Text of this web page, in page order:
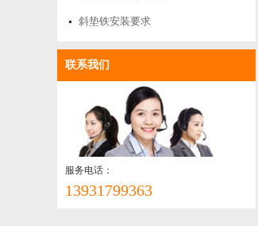
斜垫铁安装要求
联系我们
服务电话：
13931799363